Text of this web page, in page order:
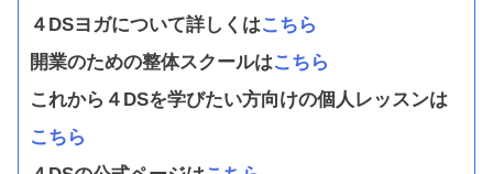
４DSヨガについて詳しくはこちら
開業のための整体スクールはこちら
これから４DSを学びたい方向けの個人レッスンは
こちら